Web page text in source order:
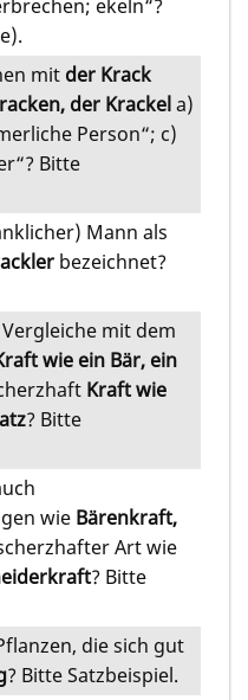
ekeln“?
mit der Krack
der Krackela)
Person“; c)
Bitte
Mann als
bezeichnet?
mit dem
wie ein Bär, ein
Kraft wie
? Bitte
wie Bärenkraft,
Art wie
? Bitte
die sich gut
? Bitte Satzbeispiel.